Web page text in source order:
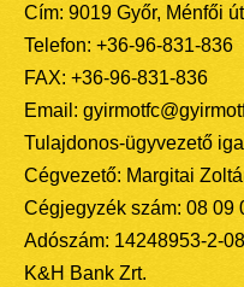
Cím: 9019 Győr, Ménfői
Telefon: +36-96-831-836
FAX: +36-96-831-836
Email:
Tulajdonos-ügyvezető
Cégvezető: Margitai
Cégjegyzék szám: 08 09
Adószám: 14248953-2-08
K&H Bank Zrt.